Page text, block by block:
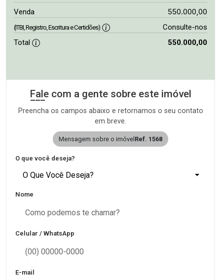
Venda 550.000,00
(ITBI, Registro, Escritura e Certidões)
Consulte-nos
Total
550.000,00
Fale com a gente sobre este imóvel
Preencha os campos abaixo e retornamos o seu contato
em breve.
Mensagem sobre o imóvelRef. 1568
O que você deseja?
O Que Você Deseja?
Nome
Celular / WhatsApp
E-mail